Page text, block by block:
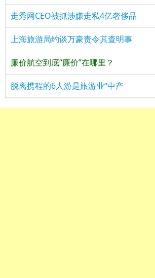
走秀网CEO被抓涉嫌走私4亿奢侈品
上海旅游局约谈万豪责令其查明事
廉价航空到底“廉价”在哪里？
脱离携程的6人游是旅游业“中产